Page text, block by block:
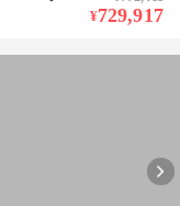
¥729,917